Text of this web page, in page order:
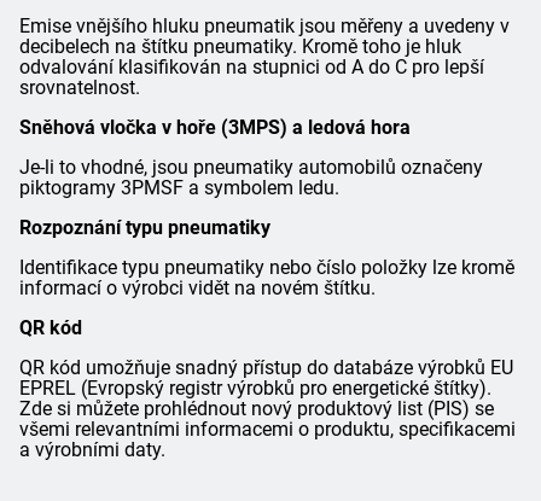
Emise vnějšího hluku pneumatik jsou měřeny a uvedeny v
decibelech na štítku pneumatiky. Kromě toho je hluk
odvalování klasifikován na stupnici od A do C pro lepší
srovnatelnost.
Sněhová vločka v hoře (3MPS) a ledová hora
Je-li to vhodné, jsou pneumatiky automobilů označeny
piktogramy 3PMSF a symbolem ledu.
Rozpoznání typu pneumatiky
Identifikace typu pneumatiky nebo číslo položky lze kromě
informací o výrobci vidět na novém štítku.
QR kód
QR kód umožňuje snadný přístup do databáze výrobků EU
EPREL (Evropský registr výrobků pro energetické štítky).
Zde si můžete prohlédnout nový produktový list (PIS) se
všemi relevantními informacemi o produktu, specifikacemi
a výrobními daty.